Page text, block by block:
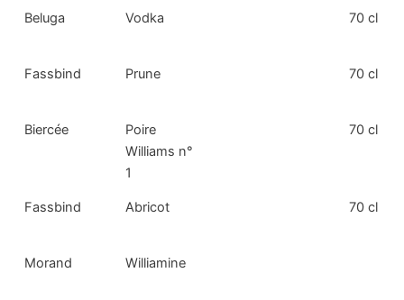
Beluga Vodka 70 cl
Fassbind Prune 70 cl
Biercée
Poire
Williams n°
1
70 cl
Fassbind Abricot 70 cl
Morand Williamine